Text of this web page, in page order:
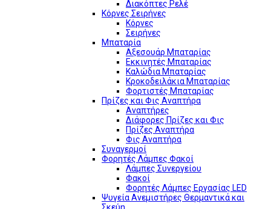
Διακόπτες Ρελέ
Κόρνες Σειρήνες
Κόρνες
Σειρήνες
Μπαταρία
Αξεσουάρ Μπαταρίας
Εκκινητές Μπαταρίας
Καλώδια Μπαταρίας
Κροκοδειλάκια Μπαταρίας
Φορτιστές Μπαταρίας
Πρίζες και Φις Αναπτήρα
Αναπτήρες
Διάφορες Πρίζες και Φις
Πρίζες Αναπτήρα
Φις Αναπτήρα
Συναγερμοί
Φορητές Λάμπες Φακοί
Λάμπες Συνεργείου
Φακοί
Φορητές Λάμπες Εργασίας LED
Ψυγεία Ανεμιστήρες Θερμαντικά και